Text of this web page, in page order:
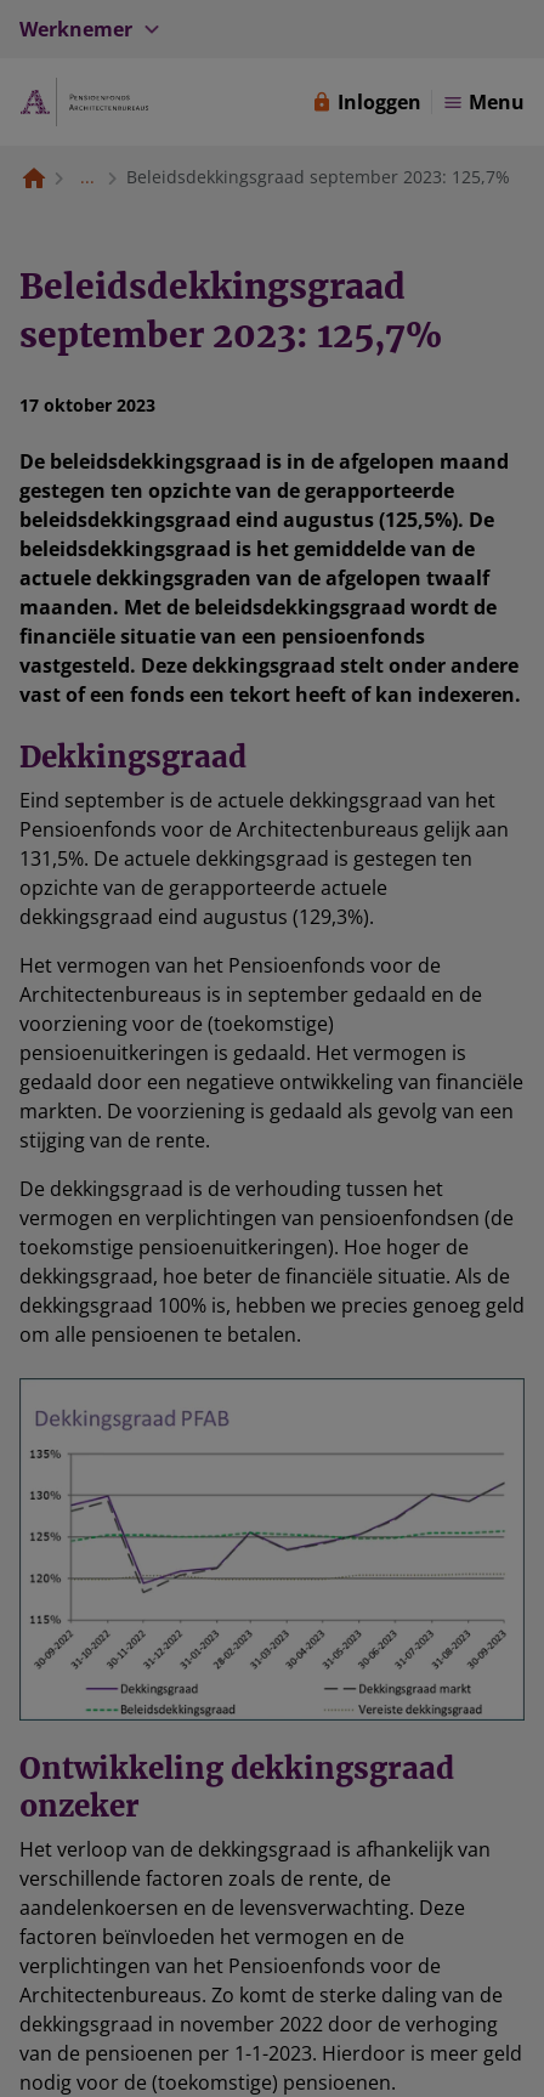
Werknemer
Inloggen Menu
... Beleidsdekkingsgraad september 2023: 125,7%
Beleidsdekkingsgraad
september 2023: 125,7%
17 oktober 2023
De beleidsdekkingsgraad is in de afgelopen maand
gestegen ten opzichte van de gerapporteerde
beleidsdekkingsgraad eind augustus (125,5%). De
beleidsdekkingsgraad is het gemiddelde van de
actuele dekkingsgraden van de afgelopen twaalf
maanden. Met de beleidsdekkingsgraad wordt de
financiële situatie van een pensioenfonds
vastgesteld. Deze dekkingsgraad stelt onder andere
vast of een fonds een tekort heeft of kan indexeren.
Dekkingsgraad
Eind september is de actuele dekkingsgraad van het
Pensioenfonds voor de Architectenbureaus gelijk aan
131,5%. De actuele dekkingsgraad is gestegen ten
opzichte van de gerapporteerde actuele
dekkingsgraad eind augustus (129,3%).
Het vermogen van het Pensioenfonds voor de
Architectenbureaus is in september gedaald en de
voorziening voor de (toekomstige)
pensioenuitkeringen is gedaald. Het vermogen is
gedaald door een negatieve ontwikkeling van financiële
markten. De voorziening is gedaald als gevolg van een
stijging van de rente.
De dekkingsgraad is de verhouding tussen het
vermogen en verplichtingen van pensioenfondsen (de
toekomstige pensioenuitkeringen). Hoe hoger de
dekkingsgraad, hoe beter de financiële situatie. Als de
dekkingsgraad 100% is, hebben we precies genoeg geld
om alle pensioenen te betalen.
Ontwikkeling dekkingsgraad
onzeker
Het verloop van de dekkingsgraad is afhankelijk van
verschillende factoren zoals de rente, de
aandelenkoersen en de levensverwachting. Deze
factoren beïnvloeden het vermogen en de
verplichtingen van het Pensioenfonds voor de
Architectenbureaus. Zo komt de sterke daling van de
dekkingsgraad in november 2022 door de verhoging
van de pensioenen per 1-1-2023. Hierdoor is meer geld
nodig voor de (toekomstige) pensioenen.